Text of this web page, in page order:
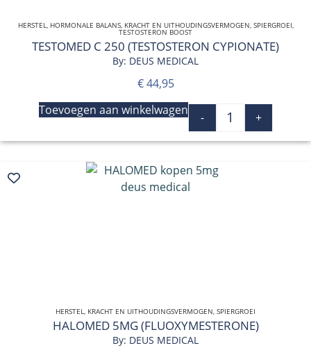
QUICK VIEW
HERSTEL HORMONALE BALANS, KRACHT EN UITHOUDINGSVERMOGEN SPIERGROEI
TESTOSTERON BOOST
TESTOMED C 250 (TESTOSTERON CYPIONATE)
By: DEUS MEDICAL
€44,95
- +
Toevoegen aan winkelwagen
QUICK VIEW
HERSTEL, KRACHT EN UITHOUDINGSVERMOGEN, SPIERGROEI
HALOMED 5MG (FLUOXYMESTERONE)
By: DEUS MEDICAL